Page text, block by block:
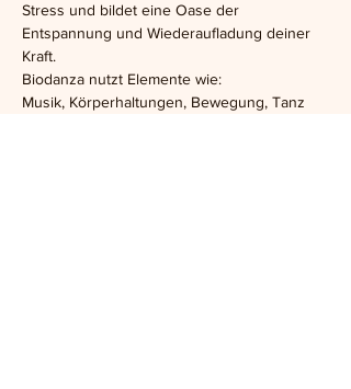
Stress und bildet eine Oase der
Entspannung und Wiederaufladung deiner
Kraft.
Biodanza nutzt Elemente wie:
Musik, Körperhaltungen, Bewegung, Tanz